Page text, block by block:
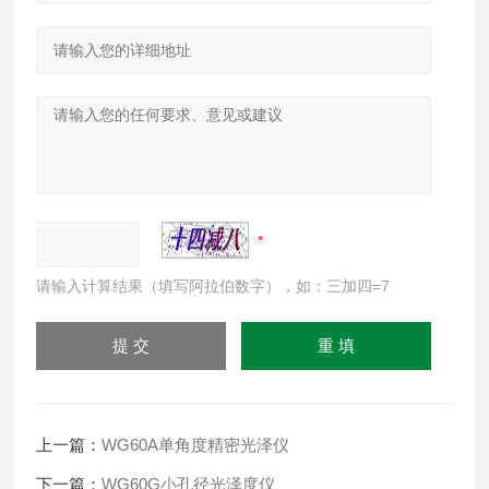
请输入计算结果（填写阿拉伯数字），如：三加四=7
上一篇：WG60A单角度精密光泽仪
下一篇：WG60G小孔径光泽度仪